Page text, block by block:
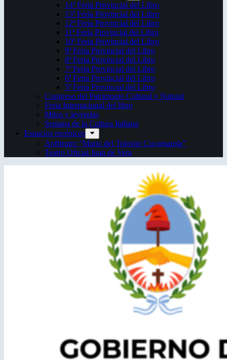
14ª Feria Provincial del Libro
13ª Feria Provincial del Libro
12ª Feria Provincial del Libro
11ª Feria Provincial del Libro
10ª Feria Provincial del Libro
9ª Feria Provincial del Libro
8ª Feria Provincial del Libro
7ª Feria Provincial del Libro
6ª Feria Provincial del Libro
5ª Feria Provincial del Libro
Congreso del Patrimonio Cultural y Natural
Feria Internacional del libro
Mitos y leyendas
Semana de la Cultura Italiana
Espacios escénicos
Anfiteatro “Mario del Tránsito Cocomarola”
Teatro Oficial Juan de Vera